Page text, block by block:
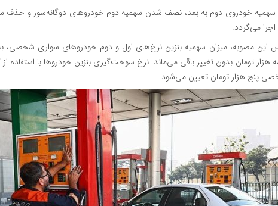
سهمیه خودروی دوم به بعد، نصف شدن سهمیه دوم خودروهای دوگانه‌سوز و حذف
می‌گردد.
هزار و ۵۰۰ و سه هزار تومان بدون تغییر باقی می‌ماند. نرخ سوخت‌گیری بنزین خودروها با
پنج هزار تومان تعیین می‌شود.